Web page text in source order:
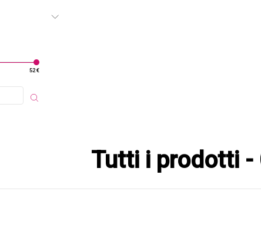
52 €
Tutti i prodotti -